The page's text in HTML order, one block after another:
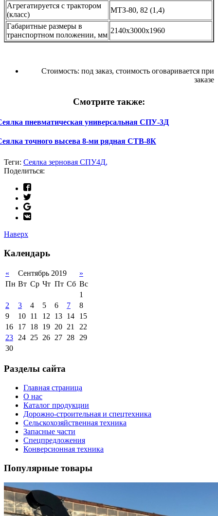
Агрегатируется с трактором
(класс)
МТЗ-80, 82 (1,4)
Габаритные размеры в
транспортном положении, мм
2140х3000х1960
Стоимость: под заказ, стоимость оговаривается при
заказе
Смотрите также:
пневматическая универсальная СПУ-3Д
точного высева 8-ми рядная СТВ-8К
Теги: Сеялка зерновая СПУ4Д,
Поделиться:
Наверх
Календарь
« Сентябрь 2019
»
Пн Вт Ср Чт Пт Сб Вс
1
2
3 4 5 6 7
8
9
10 11 12 13 14
15
16
17 18 19 20 21
22
23 24 25 26 27 28 29
30
Разделы сайта
Главная страница
О нас
Каталог продукции
Дорожно-строительная и спецтехника
Сельскохозяйственная техника
Запасные части
Спецпредложения
Конверсионная техника
Популярные товары